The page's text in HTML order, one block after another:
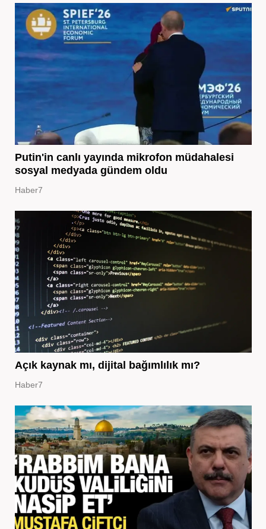
Putin'in canlı yayında mikrofon müdahalesi
sosyal medyada gündem oldu
Haber7
Açık kaynak mı, dijital bağımlılık mı?
Haber7